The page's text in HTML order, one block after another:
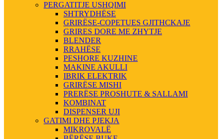
PERGATITJE USHQIMI
SHTRYDHËSE
GRIRËSE-COPETUES GJITHCKAJE
GRIRES DORE ME ZHYTJE
BLENDER
RRAHËSE
PESHORE KUZHINE
MAKINE AKULLI
IBRIK ELEKTRIK
GRIRËSE MISHI
PRERËSE PROSHUTE & SALLAMI
KOMBINAT
DISPENSER UJI
GATIMI DHE PJEKJA
MIKROVALË